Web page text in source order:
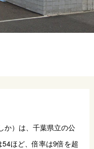
か）は、千葉県立の公
ほど、倍率は9倍を超